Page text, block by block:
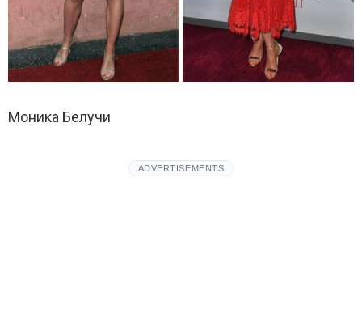
Моника Белучи
ADVERTISEMENTS